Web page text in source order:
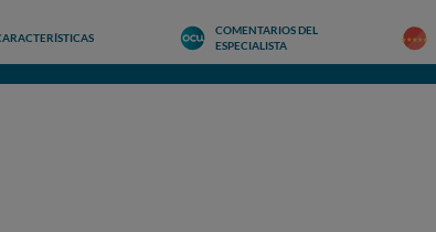
COMENTARIOS DEL
ESPECIALISTA